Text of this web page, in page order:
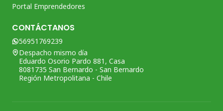
Portal Emprendedores
CONTÁCTANOS
56951769239
Despacho mismo día
Eduardo Osorio Pardo 881, Casa
8081735 San Bernardo - San Bernardo
Región Metropolitana - Chile